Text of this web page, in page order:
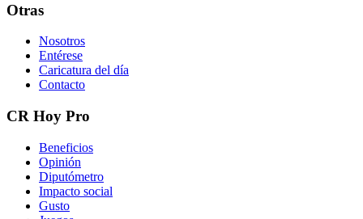
Otras
Nosotros
Entérese
Caricatura del día
Contacto
CR Hoy Pro
Beneficios
Opinión
Diputómetro
Impacto social
Gusto